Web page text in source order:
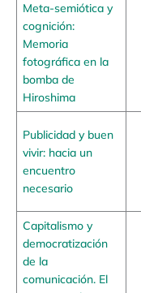
Meta-semiótica y
cognición:
Memoria
fotográfica en la
bomba de
Hiroshima
Publicidad y buen
vivir: hacia un
encuentro
necesario
Capitalismo y
democratización
de la
comunicación. El